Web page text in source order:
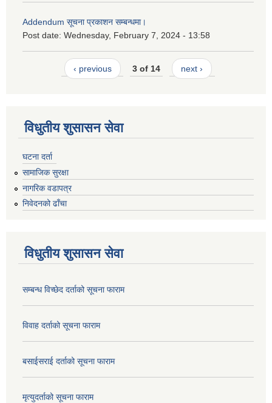
Addendum सूचना प्रकाशन सम्बन्धमा।
Post date: Wednesday, February 7, 2024 - 13:58
‹ previous 3 of 14 next ›
विधुतीय शुसासन सेवा
घटना दर्ता
सामाजिक सुरक्षा
नागरिक वडापत्र
निवेदनको ढाँचा
विधुतीय शुसासन सेवा
सम्बन्ध विच्छेद दर्ताको सूचना फाराम
विवाह दर्ताको सूचना फाराम
बसाईसराई दर्ताको सूचना फाराम
मृत्युदर्ताको सूचना फाराम